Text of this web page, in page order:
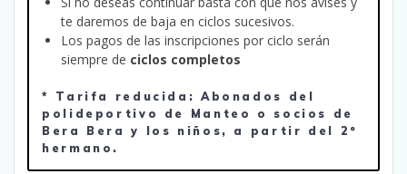
te daremos de baja en ciclos sucesivos.
Los pagos de las inscripciones por ciclo serán
siempre de ciclos completos
* Tarifa reducida: Abonados del
polideportivo de Manteo o socios de
Bera Bera y los niños, a partir del 2º
hermano.